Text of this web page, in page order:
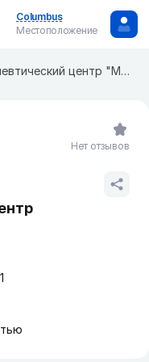
Columbus
Местоположение
Физиотерапевтический центр "МЕДЛАЗЕР"
Нет отзывов